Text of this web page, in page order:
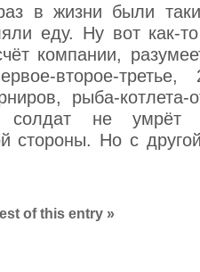
в жизни были
еду. Ну вот как-
компании,
второе-
рыба-
солдат не умрёт
стороны. Но с
of this entry »